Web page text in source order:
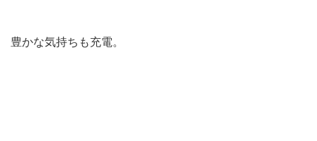
豊かな気持ちも充電。